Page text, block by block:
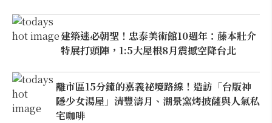
建築迷必朝聖！忠泰美術館10週年：藤本壯介
特展打頭陣，1:5大屋根8月震撼空降台北
離市區15分鐘的嘉義祕境路線！造訪「台版神
隱少女湯屋」清豐濤月、湖景窯烤披薩與人氣私
宅咖啡